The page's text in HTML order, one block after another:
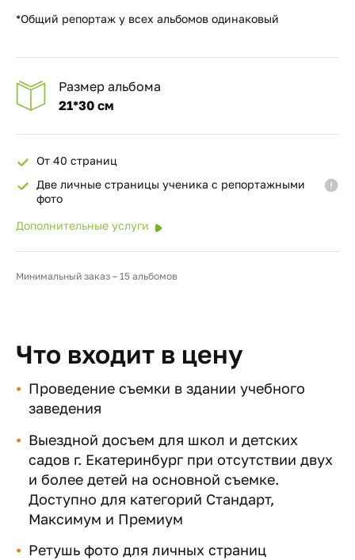
*Общий репортаж у всех альбомов одинаковый
Размер альбома
21*30 см
От 40 страниц
Две личные страницы ученика с репортажными
фото
Дополнительные услуги
Минимальный заказ – 15 альбомов
Что входит в цену
Проведение съемки в здании учебного
заведения
Выездной досъем для школ и детских
садов г. Екатеринбург при отсутствии двух
и более детей на основной съемке.
Доступно для категорий Стандарт,
Максимум и Премиум
Ретушь фото для личных страниц